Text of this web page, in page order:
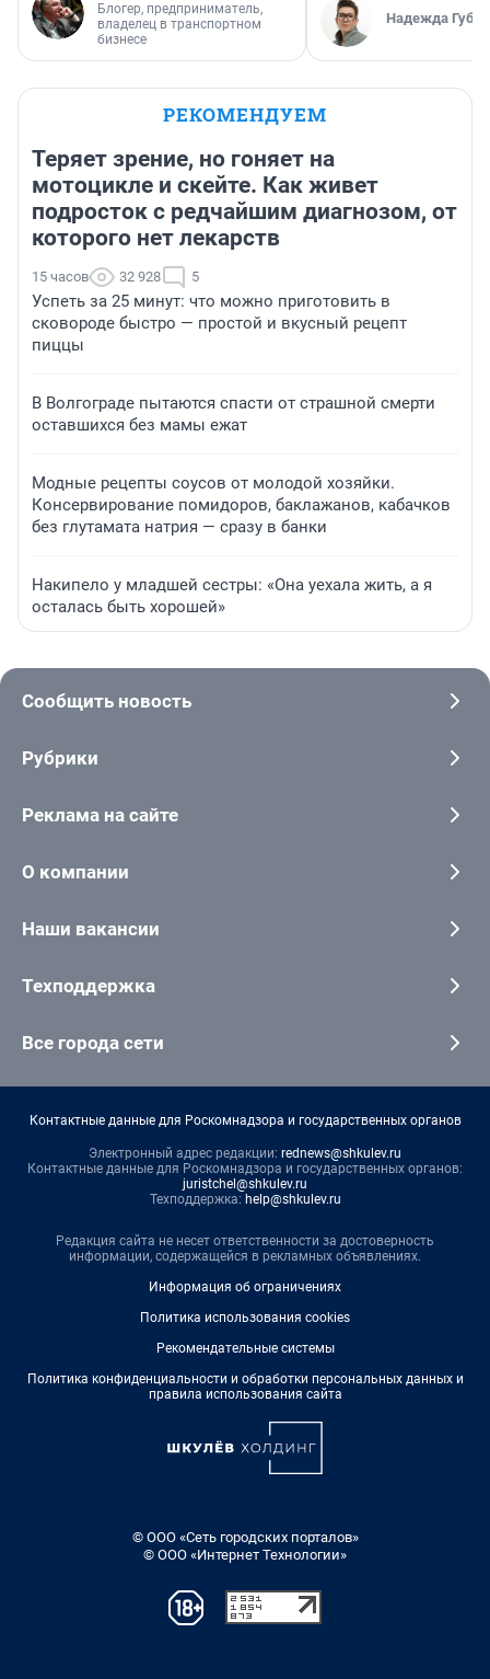
Блогер, предприниматель,
владелец в транспортном
бизнесе
Надежда
РЕКОМЕНДУЕМ
Теряет зрение, но гоняет на
мотоцикле и скейте. Как живет
подросток с редчайшим диагнозом, от
которого нет лекарств
15 часов 32 928 5
Успеть за 25 минут: что можно приготовить в
сковороде быстро — простой и вкусный рецепт
пиццы
В Волгограде пытаются спасти от страшной смерти
оставшихся без мамы ежат
Модные рецепты соусов от молодой хозяйки.
Консервирование помидоров, баклажанов, кабачков
без глутамата натрия — сразу в банки
Накипело у младшей сестры: «Она уехала жить, а я
осталась быть хорошей»
Сообщить новость
Рубрики
Реклама на сайте
О компании
Наши вакансии
Техподдержка
Все города сети
Контактные данные для Роскомнадзора и государственных органов
Электронный адрес редакции: rednews@shkulev.ru
Контактные данные для Роскомнадзора и государственных органов:
juristchel@shkulev.ru
Техподдержка: help@shkulev.ru
Редакция сайта не несет ответственности за достоверность
информации, содержащейся в рекламных объявлениях.
Информация об ограничениях
Политика использования cookies
Рекомендательные системы
Политика конфиденциальности и обработки персональных данных и
правила использования сайта
© ООО «Сеть городских порталов»
© ООО «Интернет Технологии»